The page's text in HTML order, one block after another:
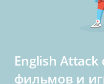
English
фильмов и